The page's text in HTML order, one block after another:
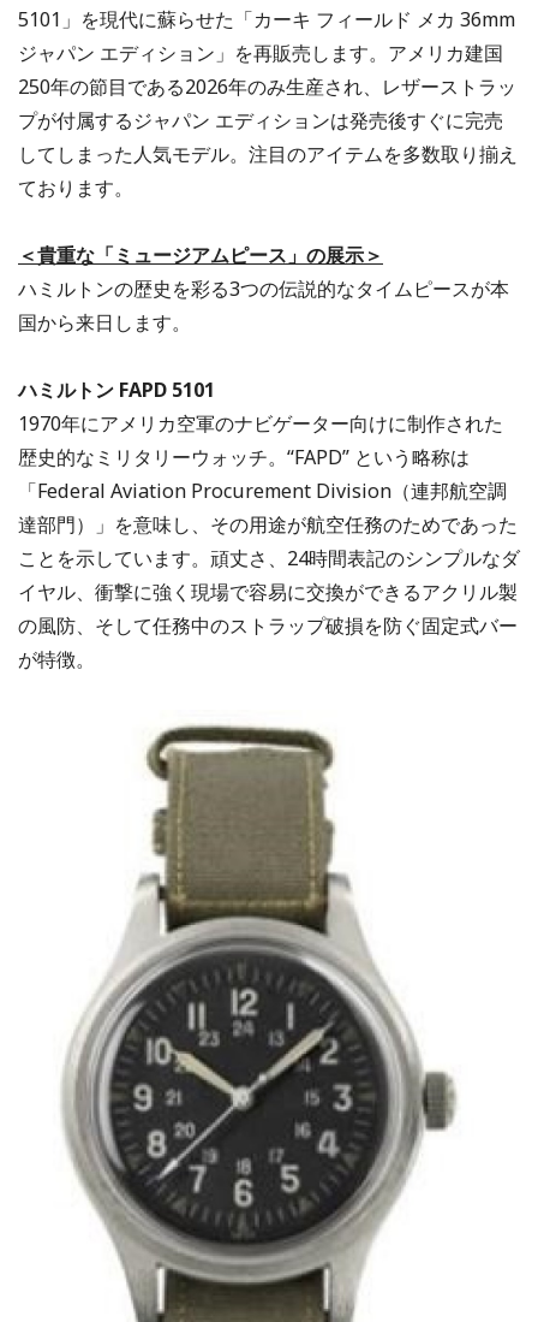
5101」を現代に蘇らせた「カーキ フィールド メカ 36mm
ジャパン エディション」を再販売します。アメリカ建国
250年の節目である2026年のみ生産され、レザーストラッ
プが付属するジャパン エディションは発売後すぐに完売
してしまった人気モデル。注目のアイテムを多数取り揃え
ております。
＜貴重な「ミュージアムピース」の展示＞
ハミルトンの歴史を彩る3つの伝説的なタイムピースが本
国から来日します。
ハミルトン FAPD 5101
1970年にアメリカ空軍のナビゲーター向けに制作された
歴史的なミリタリーウォッチ。“FAPD” という略称は
「Federal Aviation Procurement Division（連邦航空調
達部門）」を意味し、その用途が航空任務のためであった
ことを示しています。頑丈さ、24時間表記のシンプルなダ
イヤル、衝撃に強く現場で容易に交換ができるアクリル製
の風防、そして任務中のストラップ破損を防ぐ固定式バー
が特徴。